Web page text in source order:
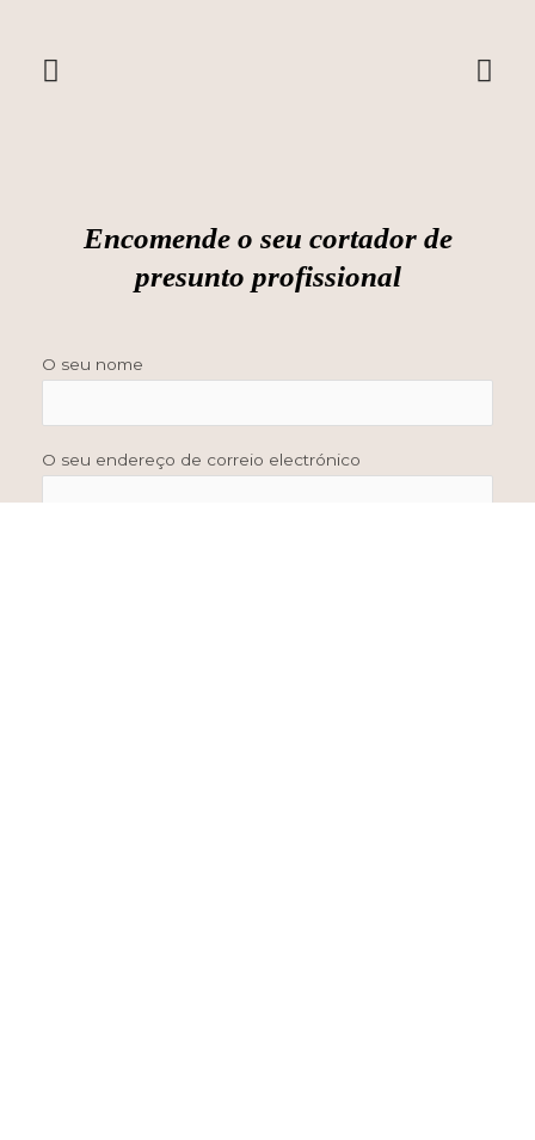
Encomende o seu cortador de
presunto profissional
O seu nome
O seu endereço de correio electrónico